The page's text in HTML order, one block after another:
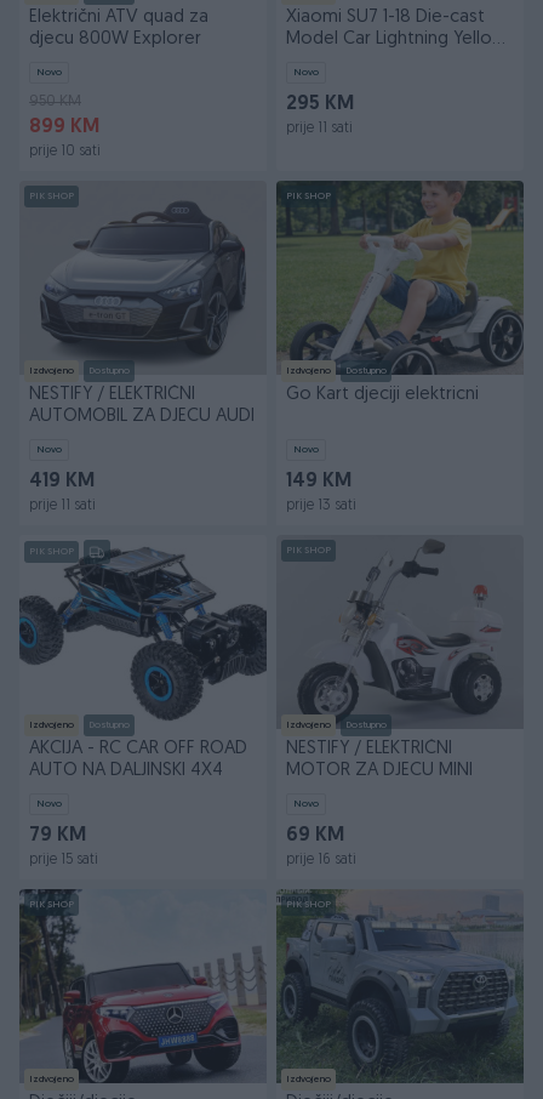
Električni ATV quad za
djecu 800W Explorer
Novo
950 KM
899 KM
prije 10 sati
Xiaomi SU7 1-18 Die-cast
Model Car Lightning Yellow
Novo
295 KM
prije 11 sati
PIK SHOP
Izdvojeno Dostupno
NESTIFY / ELEKTRIČNI
AUTOMOBIL ZA DJECU AUDI
Novo
419 KM
prije 11 sati
PIK SHOP
Izdvojeno Dostupno
Go Kart djeciji elektricni
Novo
149 KM
prije 13 sati
PIK SHOP
Izdvojeno Dostupno
AKCIJA - RC CAR OFF ROAD
AUTO NA DALJINSKI 4X4
Novo
79 KM
prije 15 sati
PIK SHOP
Izdvojeno Dostupno
NESTIFY / ELEKTRIČNI
MOTOR ZA DJECU MINI
Novo
69 KM
prije 16 sati
PIK SHOP
Izdvojeno
PIK SHOP
Izdvojeno